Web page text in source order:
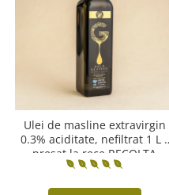
Ulei de masline extravirgin
0.3% aciditate, nefiltrat 1 L -
presat la rece RECOLTA
NOUA